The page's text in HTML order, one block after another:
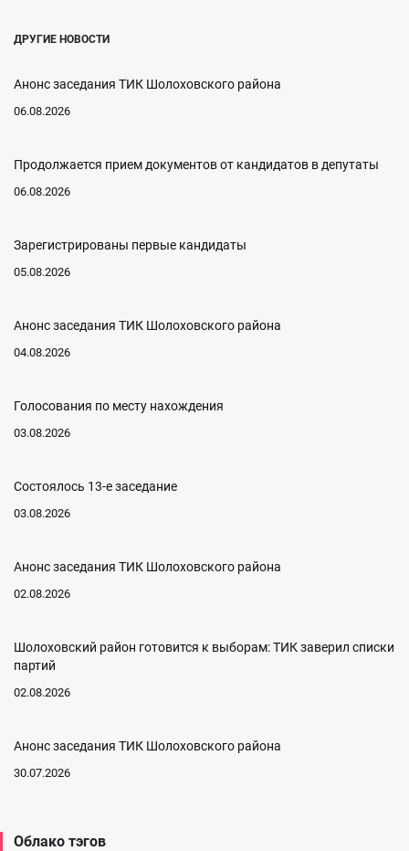
ДРУГИЕ НОВОСТИ
Анонс заседания ТИК Шолоховского района
06.08.2026
Продолжается прием документов от кандидатов в депутаты
06.08.2026
Зарегистрированы первые кандидаты
05.08.2026
Анонс заседания ТИК Шолоховского района
04.08.2026
Голосования по месту нахождения
03.08.2026
Состоялось 13-е заседание
03.08.2026
Анонс заседания ТИК Шолоховского района
02.08.2026
Шолоховский район готовится к выборам: ТИК заверил списки
партий
02.08.2026
Анонс заседания ТИК Шолоховского района
30.07.2026
Облако тэгов